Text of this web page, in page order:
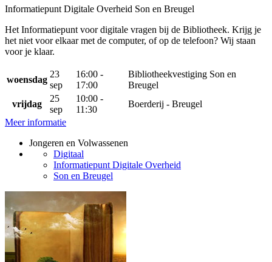
Informatiepunt Digitale Overheid Son en Breugel
Het Informatiepunt voor digitale vragen bij de Bibliotheek. Krijg je
het niet voor elkaar met de computer, of op de telefoon? Wij staan
voor je klaar.
woensdag
23
sep
16:00 -
17:00
Bibliotheekvestiging Son en
Breugel
vrijdag
25
sep
10:00 -
11:30
Boerderij - Breugel
Meer informatie
Jongeren en Volwassenen
Digitaal
Informatiepunt Digitale Overheid
Son en Breugel